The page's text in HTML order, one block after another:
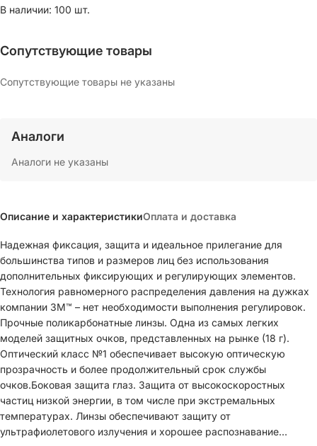
В наличии: 100 шт.
Сопутствующие товары
Сопутствующие товары не указаны
Аналоги
Аналоги не указаны
Описание и характеристикиОплата и доставка
Надежная фиксация, защита и идеальное прилегание для
большинства типов и размеров лиц без использования
дополнительных фиксирующих и регулирующих элементов.
Технология равномерного распределения давления на дужках
компании 3M™ – нет необходимости выполнения регулировок.
Прочные поликарбонатные линзы. Одна из самых легких
моделей защитных очков, представленных на рынке (18 г).
Оптический класс №1 обеспечивает высокую оптическую
прозрачность и более продолжительный срок службы
очков.Боковая защита глаз. Защита от высокоскоростных
частиц низкой энергии, в том числе при экстремальных
температурах. Линзы обеспечивают защиту от
ультрафиолетового излучения и хорошее распознавание